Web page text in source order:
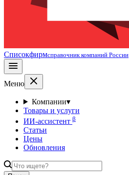
Списокфирмсправочник компаний России
Меню
Компании▾
Товары и услуги
ИИ-ассистент β
Статьи
Цены
Обновления